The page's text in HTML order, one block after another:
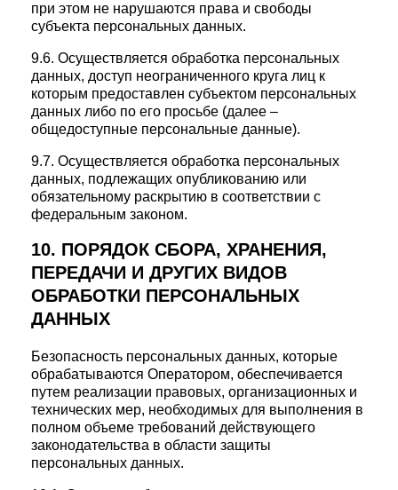
при этом не нарушаются права и свободы
субъекта персональных данных.
9.6. Осуществляется обработка персональных
данных, доступ неограниченного круга лиц к
которым предоставлен субъектом персональных
данных либо по его просьбе (далее –
общедоступные персональные данные).
9.7. Осуществляется обработка персональных
данных, подлежащих опубликованию или
обязательному раскрытию в соответствии с
федеральным законом.
10. ПОРЯДОК СБОРА, ХРАНЕНИЯ,
ПЕРЕДАЧИ И ДРУГИХ ВИДОВ
ОБРАБОТКИ ПЕРСОНАЛЬНЫХ
ДАННЫХ
Безопасность персональных данных, которые
обрабатываются Оператором, обеспечивается
путем реализации правовых, организационных и
технических мер, необходимых для выполнения в
полном объеме требований действующего
законодательства в области защиты
персональных данных.